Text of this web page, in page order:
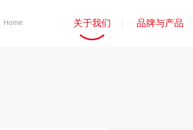
Home 关于我们 品牌与产品